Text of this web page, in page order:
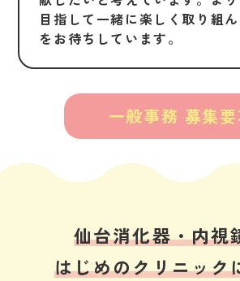
目指して一緒に楽しく取り組
をお待ちしています。
一般事務 募集要
仙台消化器・内視
はじめのクリニック